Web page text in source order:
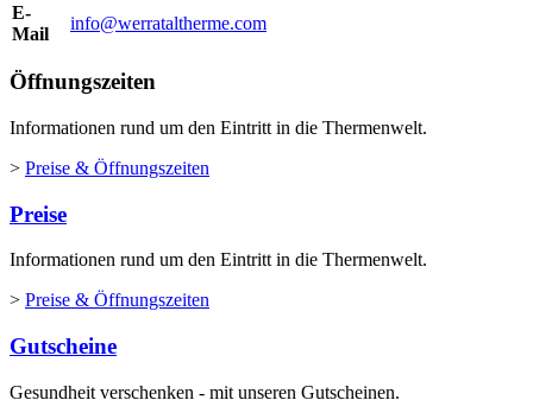
E-
Mail
info@werrataltherme.com
Öffnungszeiten
Informationen rund um den Eintritt in die Thermenwelt.
> Preise & Öffnungszeiten
Preise
Informationen rund um den Eintritt in die Thermenwelt.
> Preise & Öffnungszeiten
Gutscheine
Gesundheit verschenken - mit unseren Gutscheinen.